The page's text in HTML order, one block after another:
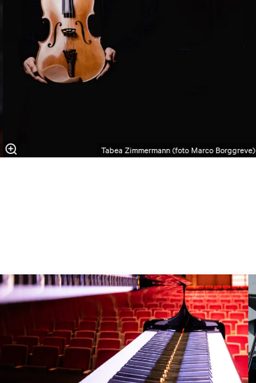
Tabea Zimmermann (foto Marco Borggreve)